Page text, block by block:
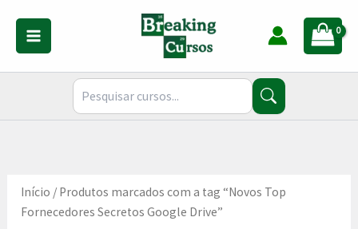
conteúdo
Início / Produtos marcados com a tag “Novos Top
Fornecedores Secretos Google Drive”